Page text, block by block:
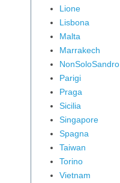
Lione
Lisbona
Malta
Marrakech
NonSoloSandro
Parigi
Praga
Sicilia
Singapore
Spagna
Taiwan
Torino
Vietnam